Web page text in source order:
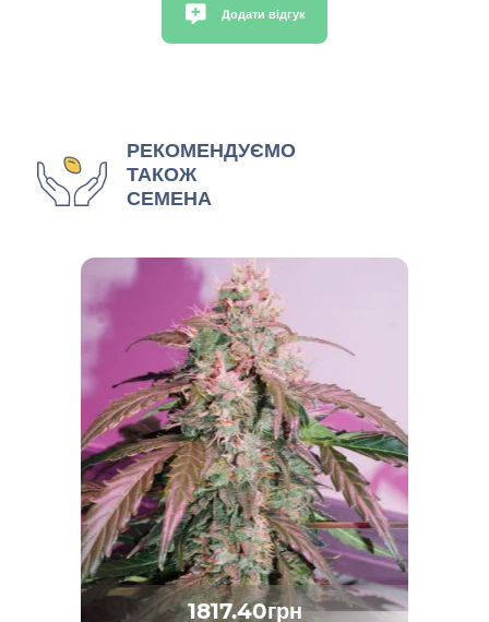
Додати відгук
РЕКОМЕНДУЄМО
ТАКОЖ
СЕМЕНА
1817.40грн